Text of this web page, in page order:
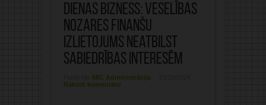
Dienas Bizness: Veselības
nozares finanšu
izlietojums neatbilst
sabiedrības interesēm
MIC Administrācija
Rakstīt komentāru